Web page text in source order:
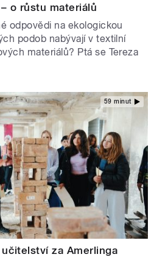
o růstu materiálů
odpovědi na ekologickou
podob nabývají v textilní
materiálů? Ptá se Tereza
59 minut
za Amerlinga